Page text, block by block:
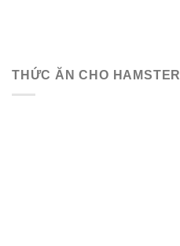
THỨC ĂN CHO HAMSTER